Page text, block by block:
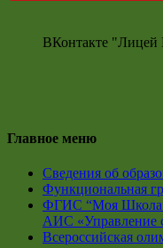
ВКонтакте "Лицей
Главное меню
Сведения об
Функциональная
ФГИС “Моя
АИС «Управление
Всероссийская